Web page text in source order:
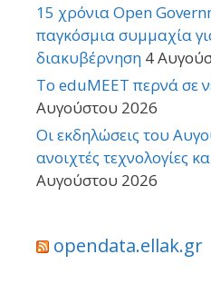
15 χρόνια Open
παγκόσμια συμμαχία
διακυβέρνηση 4
Το eduMEET περνά σε
Αυγούστου 2026
Οι εκδηλώσεις του
ανοιχτές τεχνολογίες
Αυγούστου 2026
opendata.ellak.gr